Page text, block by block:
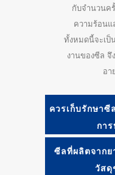
กับจำนวนค
ความร้อนแ
ทั้งหมดนี้จะเป็
งานของซีล จึ
อา
ควรเก็บรักษา
กา
ซีลที่ผลิตจากย
วัสดุ